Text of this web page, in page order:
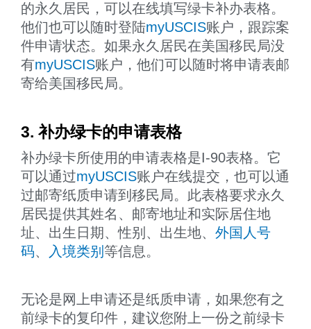
的永久居民，可以在线填写绿卡补办表格。
他们也可以随时登陆myUSCIS账户，跟踪案
件申请状态。如果永久居民在美国移民局没
有myUSCIS账户，他们可以随时将申请表邮
寄给美国移民局。
3. 补办绿卡的申请表格
补办绿卡所使用的申请表格是I-90表格。它
可以通过myUSCIS账户在线提交，也可以通
过邮寄纸质申请到移民局。此表格要求永久
居民提供其姓名、邮寄地址和实际居住地
址、出生日期、性别、出生地、 外国人号
码、 入境类别 等信息。
无论是网上申请还是纸质申请，如果您有之
前绿卡的复印件，建议您附上一份之前绿卡